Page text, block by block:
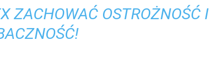
ZACHOWAĆ OSTROŻNOŚĆ I